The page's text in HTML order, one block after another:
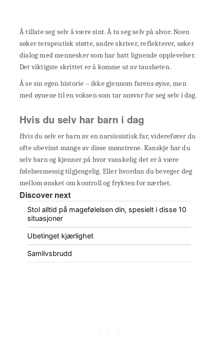
Å tillate seg selv å være sint. Å ta seg selv på alvor. Noen
søker terapeutisk støtte, andre skriver, reflekterer, søker
dialog med mennesker som har hatt lignende opplevelser.
Det viktigste skrittet er å komme ut av tausheten.
Å se sin egen historie – ikke gjennom farens øyne, men
med øynene til en voksen som tar ansvar for seg selv i dag.
Hvis du selv har barn i dag
Hvis du selv er barn av en narsissistisk far, viderefører du
ofte ubevisst mange av disse mønstrene. Kanskje har du
selv barn og kjenner på hvor vanskelig det er å være
følelsesmessig tilgjengelig. Eller hvordan du beveger deg
mellom ønsket om kontroll og frykten for nærhet.
Discover next
Stol alltid på magefølelsen din, spesielt i disse 10
situasjoner
Ubetinget kjærlighet
Samlivsbrudd